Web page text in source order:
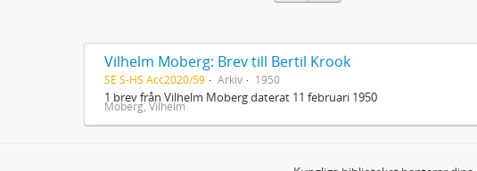
Vilhelm Moberg: Brev till Bertil Krook
SE S-HS Acc2020/59 Arkiv 1950
1 brev från Vilhelm Moberg daterat 11 februari 1950
Moberg, Vilhelm